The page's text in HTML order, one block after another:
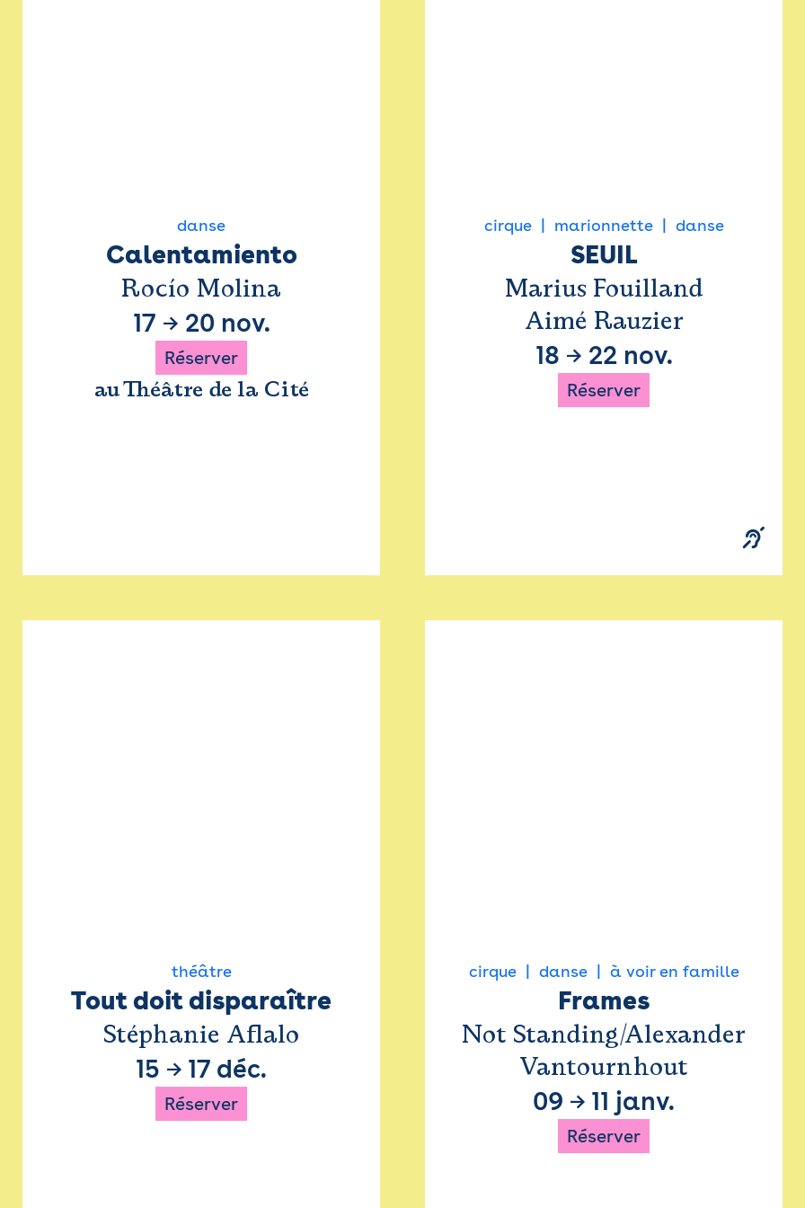
danse
Calentamiento
Rocío Molina
17 → 20 nov.
Réserver
au Théâtre de la Cité
cirque marionnette danse
SEUIL
Marius Fouilland
Aimé Rauzier
18 → 22 nov.
Réserver
théâtre
Tout doit disparaître
Stéphanie Aflalo
15 → 17 déc.
Réserver
cirque danse à voir en famille
Frames
Not Standing/Alexander
Vantournhout
09 → 11 janv.
Réserver